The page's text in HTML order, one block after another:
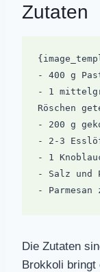
Zutaten
- 400 g
- 1
Röschen
- 200 g
- 2-3
- 1
- Salz und
Die Zutaten
Brokkoli bringt